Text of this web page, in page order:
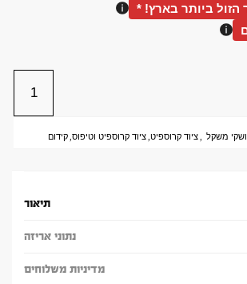
הזול ביותר בארץ! *
ושקי משקל ,ציוד קרוספיט,ציוד קרוספיט וטיפוס,קידום
תיאור
נתוני אריזה
מדיניות משלוחים